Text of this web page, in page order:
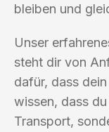
bleiben und
Unser
steht dir von
dafür, dass
wissen, dass
Transport,